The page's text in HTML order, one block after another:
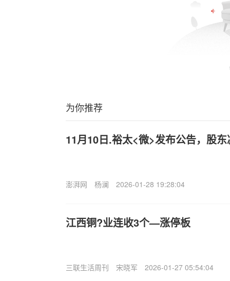
为你推荐
11月10日.裕太<微>发布公告，股
澎湃网 杨澜 2026-01-28 19:28:04
江西铜?业连收3个—涨停板
三联生活周刊 宋晓军 2026-01-27 05:54:04